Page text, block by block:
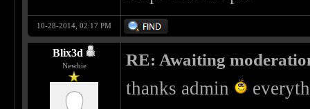
10-28-2014, 02:17 PM
Blix3d
Newbie RE: Awaiting
thanks admin